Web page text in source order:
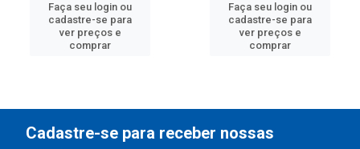
Faça seu login ou
cadastre-se para
ver preços e
comprar
Faça seu login ou
cadastre-se para
ver preços e
comprar
Cadastre-se para receber nossas